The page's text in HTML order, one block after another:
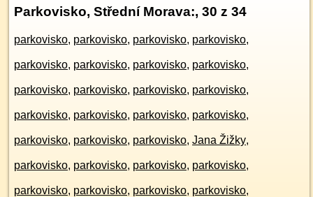
Parkovisko, Střední Morava:, 30 z 34
parkovisko, parkovisko, parkovisko, parkovisko,
parkovisko, parkovisko, parkovisko, parkovisko,
parkovisko, parkovisko, parkovisko, parkovisko,
parkovisko, parkovisko, parkovisko, parkovisko,
parkovisko, parkovisko, parkovisko, Jana Žižky,
parkovisko, parkovisko, parkovisko, parkovisko,
parkovisko, parkovisko, parkovisko, parkovisko,